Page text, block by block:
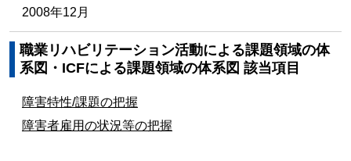
2008年12月
職業リハビリテーション活動による課題領域の体
系図・ICFによる課題領域の体系図 該当項目
障害特性/課題の把握
障害者雇用の状況等の把握